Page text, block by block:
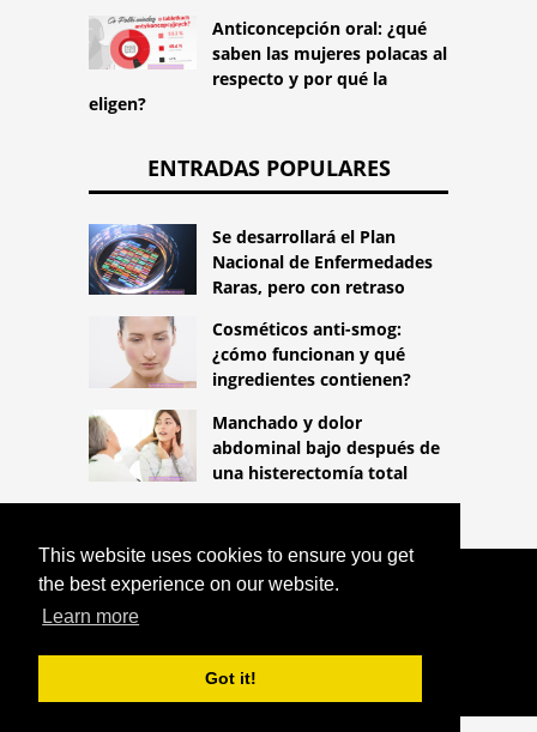
This website uses cookies to ensure you get
the best experience on our website.
Learn more
Got it!
Anticoncepción oral: ¿qué
saben las mujeres polacas al
respecto y por qué la
eligen?
ENTRADAS POPULARES
Se desarrollará el Plan
Nacional de Enfermedades
Raras, pero con retraso
Cosméticos anti-smog:
¿cómo funcionan y qué
ingredientes contienen?
Manchado y dolor
abdominal bajo después de
una histerectomía total
COPYRIGHT 2026
HTTPS://LIFESTYLEMED.NET
DE MANTENIMIENTO DE ATENCIÓN:
¿QUE ES?